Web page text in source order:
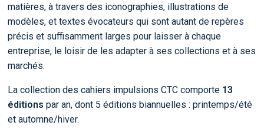
matières, à travers des iconographies, illustrations de
modèles, et textes évocateurs qui sont autant de repères
précis et suffisamment larges pour laisser à chaque
entreprise, le loisir de les adapter à ses collections et à ses
marchés.
La collection des cahiers impulsions CTC comporte 13
éditions par an, dont 5 éditions biannuelles : printemps/été
et automne/hiver.